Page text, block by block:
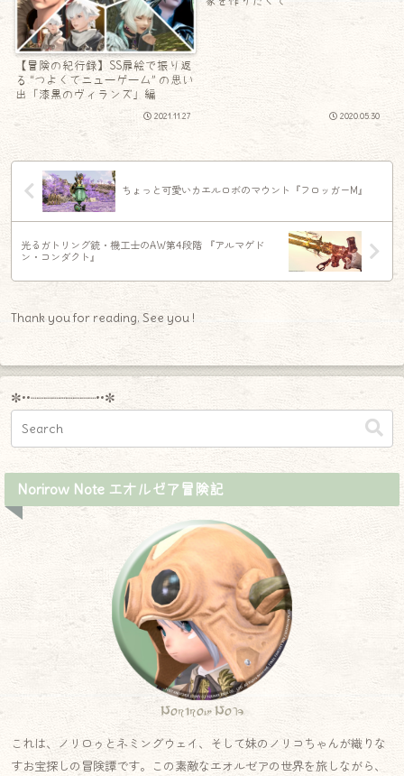
【冒険の紀行録】SS扉絵で振り返
る “つよくてニューゲーム” の思い
出「漆黒のヴィランズ」編
2021.11.27 2020.05.30
ちょっと可愛いカエルロボのマウント『フロッガーM』
光るガトリング銃・機工士のAW第4段階 『アルマゲド
ン・コンダクト』
Thank you for reading. See you !
✼••┈┈┈┈┈┈┈┈┈••✼
Norirow Note エオルゼア冒険記
Norirow Note
これは、ノリロゥとネミングウェイ、そして妹のノリコちゃんが織りな
すお宝探しの冒険譚です。この素敵なエオルゼアの世界を旅しながら、